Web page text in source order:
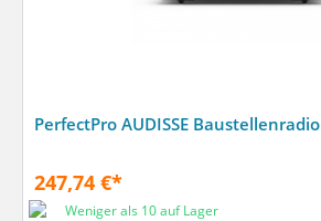
PerfectPro AUDISSE Baustellenradio
247,74 €*
Weniger als 10 auf Lager